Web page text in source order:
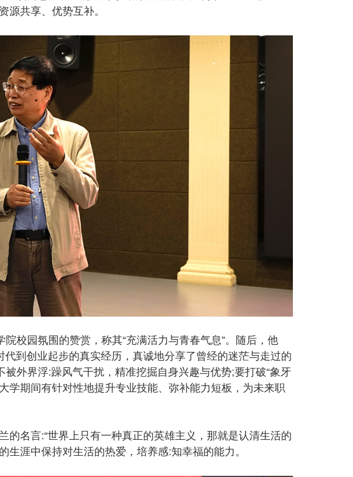
源共享、优势互补。
校园氛围的赞赏，称其“充满活力与青春气息”。随后，他
代到创业起步的真实经历，真诚地分享了曾经的迷茫与走过的
外界浮:躁风气干扰，精准挖掘自身兴趣与优势;要打破“象牙
学期间有针对性地提升专业技能、弥补能力短板，为未来职
的名言:“世界上只有一种真正的英雄主义，那就是认清生活的
生涯中保持对生活的热爱，培养感:知幸福的能力。